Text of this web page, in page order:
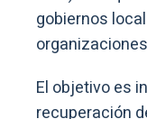
gobiernos
El objetivo es
recuperación